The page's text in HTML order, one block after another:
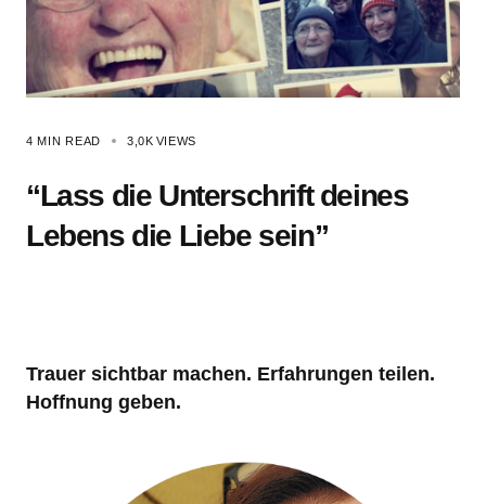
4 MIN READ 3,0K VIEWS
“Lass die Unterschrift deines
Lebens die Liebe sein”
Trauer sichtbar machen. Erfahrungen teilen.
Hoffnung geben.